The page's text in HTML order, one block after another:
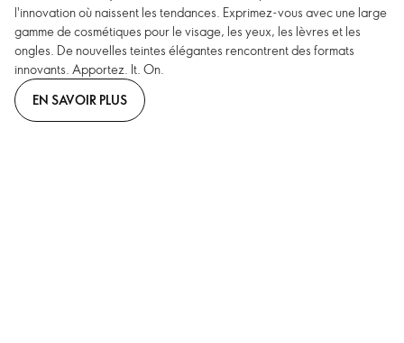
l'innovation où naissent les tendances. Exprimez-vous avec une large
gamme de cosmétiques pour le visage, les yeux, les lèvres et les
ongles. De nouvelles teintes élégantes rencontrent des formats
innovants. Apportez. It. On.
EN SAVOIR PLUS